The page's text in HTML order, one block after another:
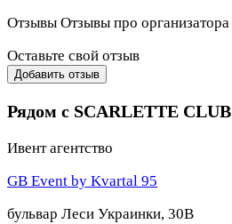
Отзывы Отзывы про организатора
Оставьте свой отзыв
Добавить отзыв
Рядом с SCARLETTE CLUB
Ивент агентство
GB Event by Kvartal 95
бульвар Леси Украинки, 30В